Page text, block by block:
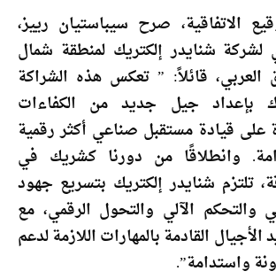
الاتفاقية، صرح سيباستيان رييز،
لشركة شنايدر إلكتريك لمنطقة شمال
العربي، قائلاً: ” تعكس هذه الشراكة
بإعداد جيل جديد من الكفاءات
على قيادة مستقبل صناعي أكثر رقمية
وانطلاقًا من دورنا كشريك في
تلتزم شنايدر إلكتريك بتسريع جهود
والتحكم الآلي والتحول الرقمي، مع
الأجيال القادمة بالمهارات اللازمة لدعم
واستدامة”.